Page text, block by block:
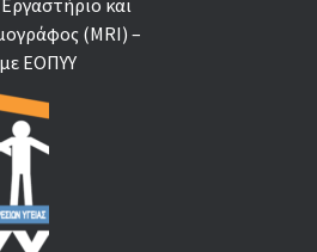
(MRI) –
ΕΟΠΥΥ